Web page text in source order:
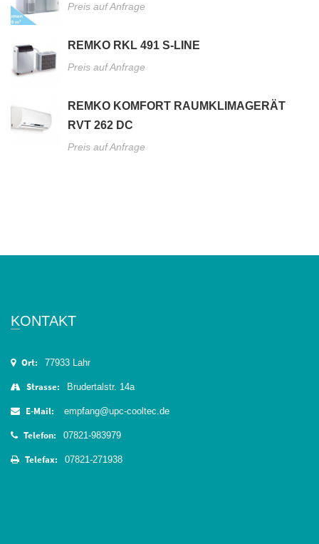
Preis auf Anfrage
REMKO RKL 491 S-LINE
Preis auf Anfrage
REMKO KOMFORT RAUMKLIMAGERÄT
RVT 262 DC
Preis auf Anfrage
KONTAKT
Ort: 77933 Lahr
Strasse: Brudertalstr. 14a
E-Mail: empfang@upc-cooltec.de
Telefon: 07821-983979
Telefax: 07821-271938